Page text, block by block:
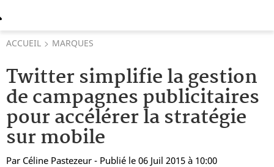
ACCUEIL MARQUES
Twitter simplifie la gestion
de campagnes publicitaires
pour accélérer la stratégie
sur mobile
Par Céline Pastezeur - Publié le 06 Juil 2015 à 10:00